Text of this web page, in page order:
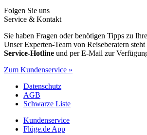
Folgen Sie uns
Service & Kontakt
Sie haben Fragen oder benötigen Tipps zu
Unser Experten-Team von Reiseberatern
Service-Hotline und per E-Mail zur
Zum Kundenservice »
Datenschutz
AGB
Schwarze Liste
Kundenservice
Flüge.de App